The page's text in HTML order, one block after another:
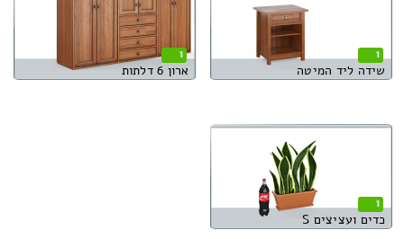
1
שידה ליד המיטה
1
ארון 6 דלתות
1
כדים ועציצים S